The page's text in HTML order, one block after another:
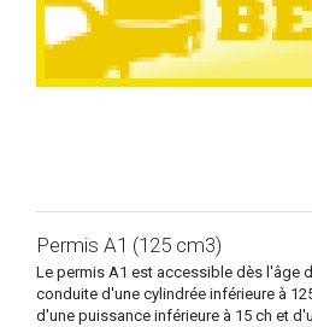
Permis A1 (125 cm3)
Le permis A1 est accessible dès l'âge
conduite d'une cylindrée inférieure à
d'une puissance inférieure à 15 ch et